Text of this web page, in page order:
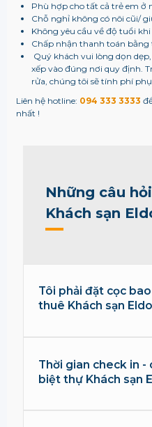
Phù hợp cho tất cả trẻ em ở
Chỗ nghỉ không có nôi cũi/
Không yêu cầu về độ tuổi
Chấp nhận thanh toán
Quý khách vui lòng dọn
xếp vào đúng nơi quy định.
rửa, chúng tôi sẽ tính phí
Liên hệ hotline: 094 333 3333
nhất !
Những câu
Khách sạn
Tôi phải đặt cọc
thuê Khách sạn
Thời gian check in -
biệt thự Khách sạn